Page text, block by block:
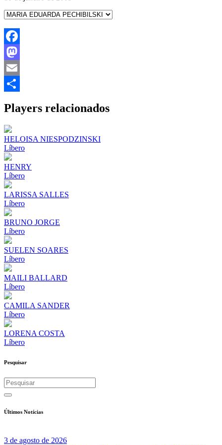
Facebook
Mastodon
Email
Players relacionados
HELOISA NIESPODZINSKI
Líbero
HENRY
Líbero
LARISSA SALLES
Líbero
BRUNO JORGE
Líbero
SUELEN SOARES
Líbero
MAILI BALLARD
Líbero
CAMILA SANDER
Líbero
LORENA COSTA
Líbero
Pesquisar
Últimos Notícias
3 de agosto de 2026